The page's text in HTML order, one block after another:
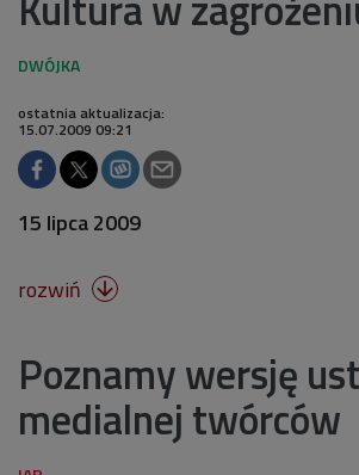
ostatnia aktualizacja:
15.07.2009 09:21
15 lipca 2009
rozwiń 
Poznamy wersję
medialnej twórców